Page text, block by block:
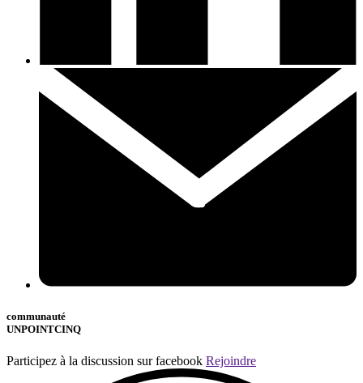
communauté
UNPOINTCINQ
Participez à la discussion sur facebook Rejoindre